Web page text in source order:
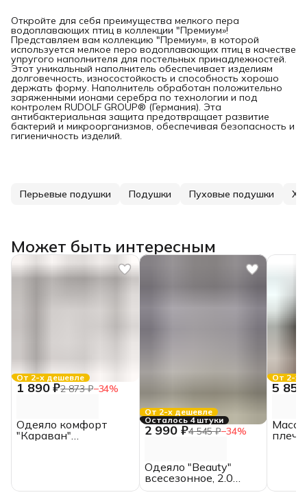
Откройте для себя преимущества мелкого пера
водоплавающих птиц в коллекции "Премиум»!
Представляем вам коллекцию "Премиум», в которой
используется мелкое перо водоплавающих птиц в качестве
упругого наполнителя для постельных принадлежностей.
Этот уникальный наполнитель обеспечивает изделиям
долговечность, износостойкость и способность хорошо
держать форму. Наполнитель обработан положительно
заряженными ионами серебра по технологии и под
контролем RUDOLF GROUP® (Германия). Эта
антибактериальная защита предотвращает развитие
бактерий и микроорганизмов, обеспечивая безопасность и
гигиеничность изделий.
Перьевые подушки Подушки Пуховые подушки
Может быть интересным
От 2-х дешевле
1 890 ₽2 873 ₽−34%
Одеяло комфорт
"Караван"
От 2-х дешевле
Осталось 4 штуки
2 990 ₽4 545 ₽−34%
Одеяло "Beauty"
всесезонное, 2.0
спальное,
От 2-х
5
плеч